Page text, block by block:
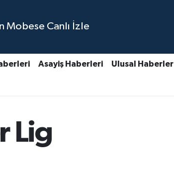
Mobese Canlı İzle
Asayiş Haberleri Ulusal Haberler
Lig